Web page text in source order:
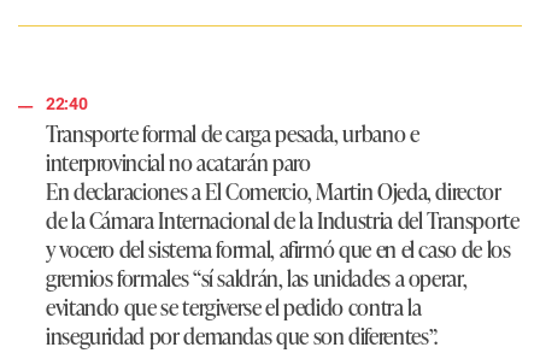
22:40
Transporte formal de carga pesada, urbano e
interprovincial no acatarán paro
En declaraciones a El Comercio,Martin Ojeda, director
de laCámara Internacional de la Industria del Transporte
y vocero del sistema formal, afirmó que en el caso de los
gremios formales“sí saldrán, las unidades a operar,
evitando que se tergiverse el pedido contra la
inseguridad por demandas que son diferentes”.